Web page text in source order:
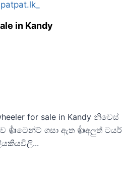
in Kandy
for sale in Kandy නිවෙස්
👍ටෙන්ට් ගසා ඇත 👍අලුත් ටයර්